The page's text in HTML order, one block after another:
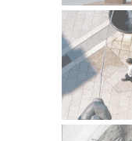
mene obrnuti
pokazuje koliko
tenzije do anti-
prostora. Od svih
zadržava,
samo nevinu